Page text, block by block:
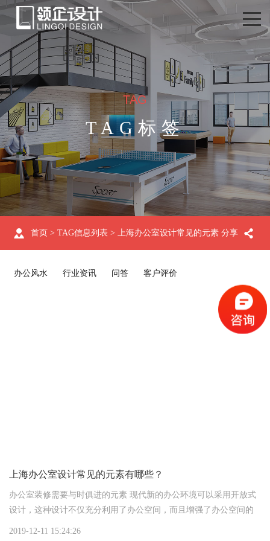
TAG
TAG标签
分享
首页 > TAG信息列表 > 上海办公室设计常见的元素
有哪些
办公风水 行业资讯 问答 客户评价
上海办公室设计常见的元素有哪些？
办公室装修需要与时俱进的元素 现代新的办公环境可以采用开放式
设计，这种设计不仅充分利用了办公空间，而且增强了办公空间的
2019-12-11 15:24:26